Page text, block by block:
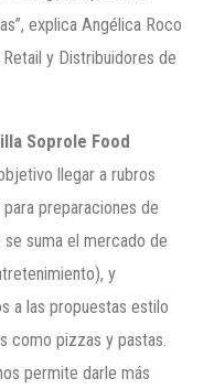
explica Angélica Roco
y Distribuidores de
Soprole Food
llegar a rubros
preparaciones de
suma el mercado de
y
a las propuestas estilo
como pizzas y pastas.
permite darle más